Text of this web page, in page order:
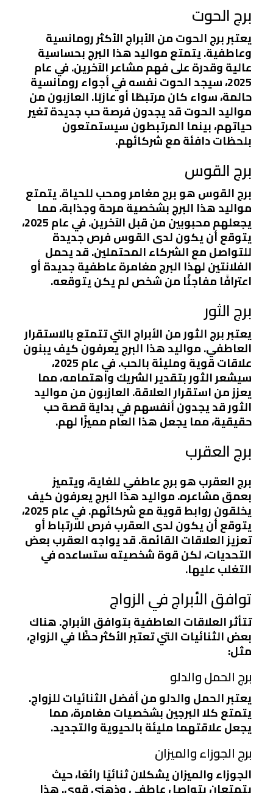
برج الحوت
يعتبر برج الحوت من الأبراج الأكثر رومانسية
وعاطفية. يتمتع مواليد هذا البرج بحساسية
عالية وقدرة على فهم مشاعر الآخرين. في عام
2025، سيجد الحوت نفسه في أجواء رومانسية
حالمة، سواء كان مرتبطًا أو عازبًا. العازبون من
مواليد الحوت قد يجدون فرصة حب جديدة تغير
حياتهم، بينما المرتبطون سيستمتعون
بلحظات دافئة مع شركائهم.
برج القوس
برج القوس هو برج مغامر ومحب للحياة. يتمتع
مواليد هذا البرج بشخصية مرحة وجذابة، مما
يجعلهم محبوبين من قبل الآخرين. في عام 2025،
يتوقع أن يكون لدى القوس فرص جديدة
للتواصل مع الشركاء المحتملين. قد يحمل
الفلانتين لهذا البرج مغامرة عاطفية جديدة أو
اعترافًا مفاجئًا من شخص لم يكن يتوقعه.
برج الثور
يعتبر برج الثور من الأبراج التي تتمتع بالاستقرار
العاطفي. مواليد هذا البرج يعرفون كيف يبنون
علاقات قوية ومليئة بالحب. في عام 2025،
سيشعر الثور بتقدير الشريك واهتمامه، مما
يعزز من استقرار العلاقة. العازبون من مواليد
الثور قد يجدون أنفسهم في بداية قصة حب
حقيقية، مما يجعل هذا العام مميزًا لهم.
برج العقرب
برج العقرب هو برج عاطفي للغاية، ويتميز
بعمق مشاعره. مواليد هذا البرج يعرفون كيف
يخلقون روابط قوية مع شركائهم. في عام 2025،
يتوقع أن يكون لدى العقرب فرص للارتباط أو
تعزيز العلاقات القائمة. قد يواجه العقرب بعض
التحديات، لكن قوة شخصيته ستساعده في
التغلب عليها.
توافق الأبراج في الزواج
تتأثر العلاقات العاطفية بتوافق الأبراج. هناك
بعض الثنائيات التي تعتبر الأكثر حظًا في الزواج،
مثل:
برج الحمل والدلو
يعتبر الحمل والدلو من أفضل الثنائيات للزواج.
يتمتع كلا البرجين بشخصيات مغامرة، مما
يجعل علاقتهما مليئة بالحيوية والتجديد.
برج الجوزاء والميزان
الجوزاء والميزان يشكلان ثنائيًا رائعًا، حيث